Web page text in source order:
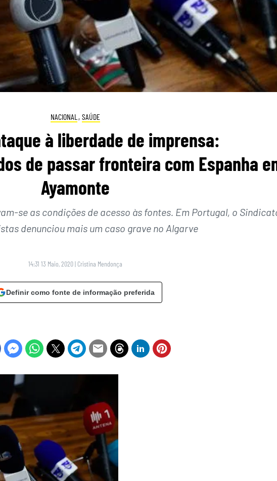
NACIONAL , SAÚDE
à liberdade de imprensa:
de passar fronteira com Espanha
Ayamonte
se as condições de acesso às fontes. Em Portugal, o
denunciou mais um caso grave no Algarve
14:31 13 Maio, 2020| Cristina Mendonça
Definir como fonte de informação preferida